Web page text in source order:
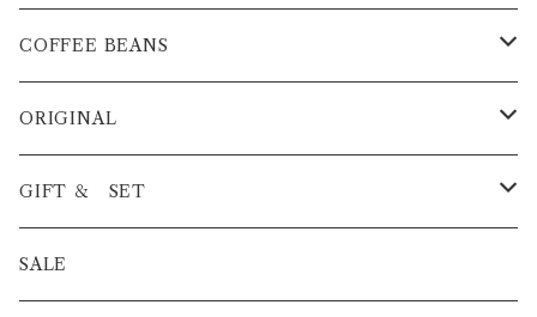
COFFEE BEANS
BLEND
浅煎り
中煎り
STRAIGHT
浅煎り
PREMIUM
ORIGINAL
ICED COFFEE
COFFEE BAG
GIFT ＆ SET
COFFEE BAG
SALE